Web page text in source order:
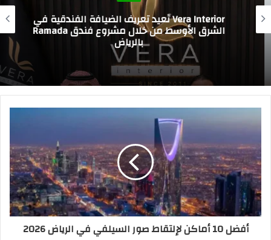
Vera Interior تُعيد تعريف الضيافة الفندقية في
الشرق الأوسط من خلال مشروع فندق Ramada
بالرياض
أفضل 10 أماكن لإلتقاط صور السيلفي في الرياض 2026